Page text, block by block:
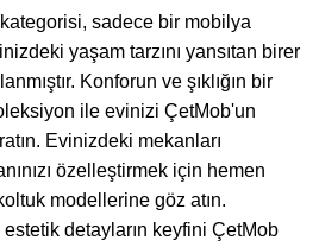
sadece bir mobilya
yaşam tarzını yansıtan birer
Konforun ve şıklığın bir
ile evinizi ÇetMob'un
Evinizdeki mekanları
özelleştirmek için hemen
modellerine göz atın.
detayların keyfini ÇetMob